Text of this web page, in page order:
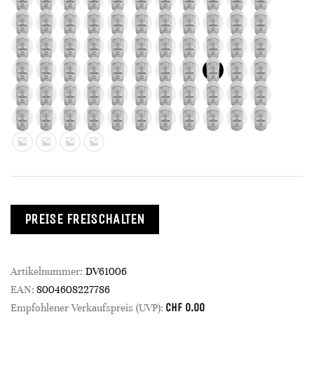
PREISE FREISCHALTEN
Artikelnummer: DV61006
EAN: 8004608227786
Empfohlener Verkaufspreis (UVP): CHF 0.00